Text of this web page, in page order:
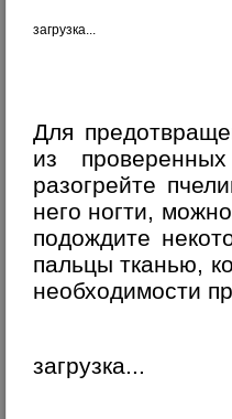
загрузка...
Для
из
разогрейте
него ногти,
подождите
пальцы тканью,
необходимости
загрузка...